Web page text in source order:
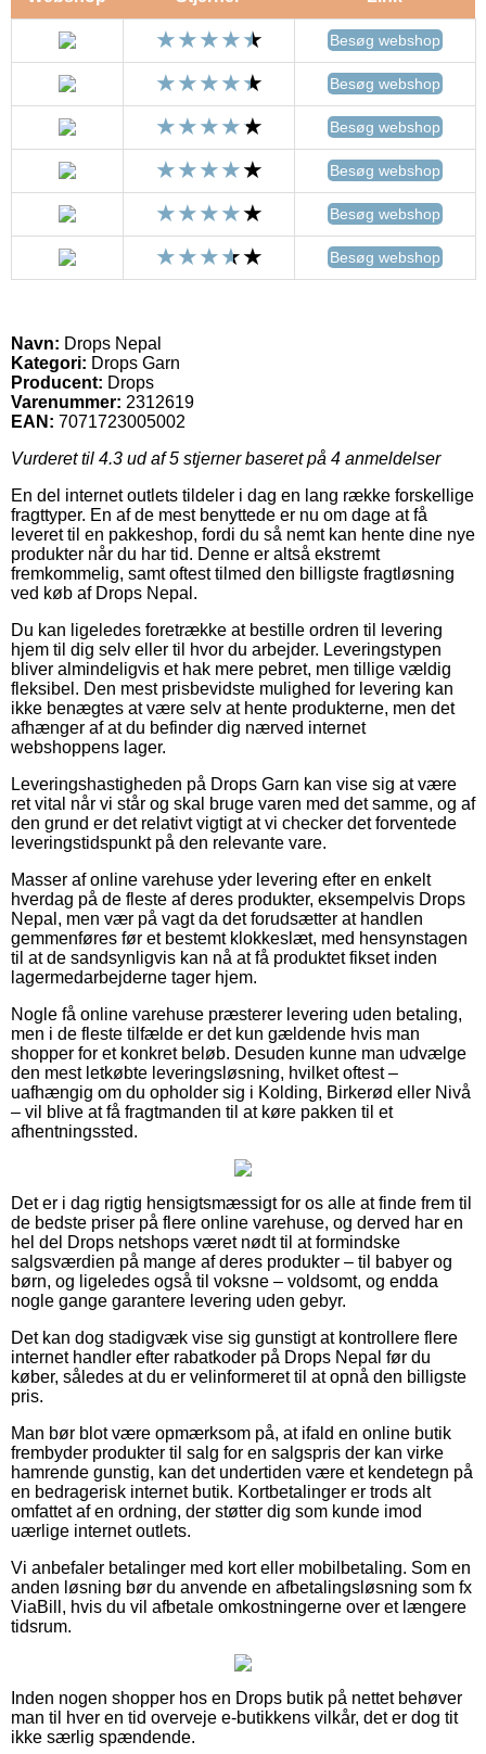
Besøg webshop
Besøg webshop
Besøg webshop
Besøg webshop
Besøg webshop
Besøg webshop
Navn: Drops Nepal
Kategori: Drops Garn
Producent: Drops
Varenummer: 2312619
EAN: 7071723005002
Vurderet til 4.3 ud af 5 stjerner baseret på 4 anmeldelser
En del internet outlets tildeler i dag en lang række forskellige
fragttyper. En af de mest benyttede er nu om dage at få
leveret til en pakkeshop, fordi du så nemt kan hente dine nye
produkter når du har tid. Denne er altså ekstremt
fremkommelig, samt oftest tilmed den billigste fragtløsning
ved køb af Drops Nepal.
Du kan ligeledes foretrække at bestille ordren til levering
hjem til dig selv eller til hvor du arbejder. Leveringstypen
bliver almindeligvis et hak mere pebret, men tillige vældig
fleksibel. Den mest prisbevidste mulighed for levering kan
ikke benægtes at være selv at hente produkterne, men det
afhænger af at du befinder dig nærved internet
webshoppens lager.
Leveringshastigheden på Drops Garn kan vise sig at være
ret vital når vi står og skal bruge varen med det samme, og af
den grund er det relativt vigtigt at vi checker det forventede
leveringstidspunkt på den relevante vare.
Masser af online varehuse yder levering efter en enkelt
hverdag på de fleste af deres produkter, eksempelvis Drops
Nepal, men vær på vagt da det forudsætter at handlen
gemmenføres før et bestemt klokkeslæt, med hensynstagen
til at de sandsynligvis kan nå at få produktet fikset inden
lagermedarbejderne tager hjem.
Nogle få online varehuse præsterer levering uden betaling,
men i de fleste tilfælde er det kun gældende hvis man
shopper for et konkret beløb. Desuden kunne man udvælge
den mest letkøbte leveringsløsning, hvilket oftest –
uafhængig om du opholder sig i Kolding, Birkerød eller Nivå
– vil blive at få fragtmanden til at køre pakken til et
afhentningssted.
Det er i dag rigtig hensigtsmæssigt for os alle at finde frem til
de bedste priser på flere online varehuse, og derved har en
hel del Drops netshops været nødt til at formindske
salgsværdien på mange af deres produkter – til babyer og
børn, og ligeledes også til voksne – voldsomt, og endda
nogle gange garantere levering uden gebyr.
Det kan dog stadigvæk vise sig gunstigt at kontrollere flere
internet handler efter rabatkoder på Drops Nepal før du
køber, således at du er velinformeret til at opnå den billigste
pris.
Man bør blot være opmærksom på, at ifald en online butik
frembyder produkter til salg for en salgspris der kan virke
hamrende gunstig, kan det undertiden være et kendetegn på
en bedragerisk internet butik. Kortbetalinger er trods alt
omfattet af en ordning, der støtter dig som kunde imod
uærlige internet outlets.
Vi anbefaler betalinger med kort eller mobilbetaling. Som en
anden løsning bør du anvende en afbetalingsløsning som fx
ViaBill, hvis du vil afbetale omkostningerne over et længere
tidsrum.
Inden nogen shopper hos en Drops butik på nettet behøver
man til hver en tid overveje e-butikkens vilkår, det er dog tit
ikke særlig spændende.